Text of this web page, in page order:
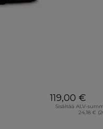
119,00 €
Sisältää ALV-
24,18 €